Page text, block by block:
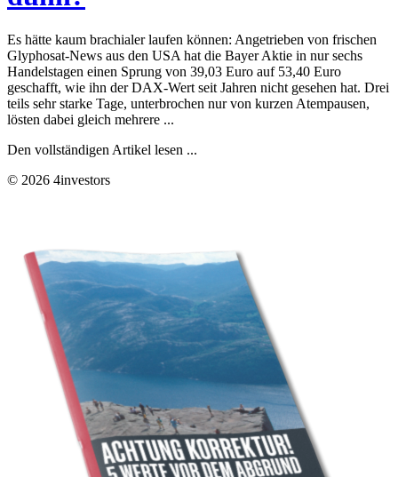
Es hätte kaum brachialer laufen können: Angetrieben von frischen
Glyphosat-News aus den USA hat die Bayer Aktie in nur sechs
Handelstagen einen Sprung von 39,03 Euro auf 53,40 Euro
geschafft, wie ihn der DAX-Wert seit Jahren nicht gesehen hat. Drei
teils sehr starke Tage, unterbrochen nur von kurzen Atempausen,
lösten dabei gleich mehrere ...
Den vollständigen Artikel lesen ...
© 2026 4investors